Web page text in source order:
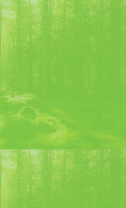
Alrededor del mundo
Contactanos